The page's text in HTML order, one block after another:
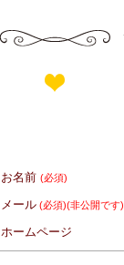
お名前(必須)
メール (必須)(非公開です)
ホームページ